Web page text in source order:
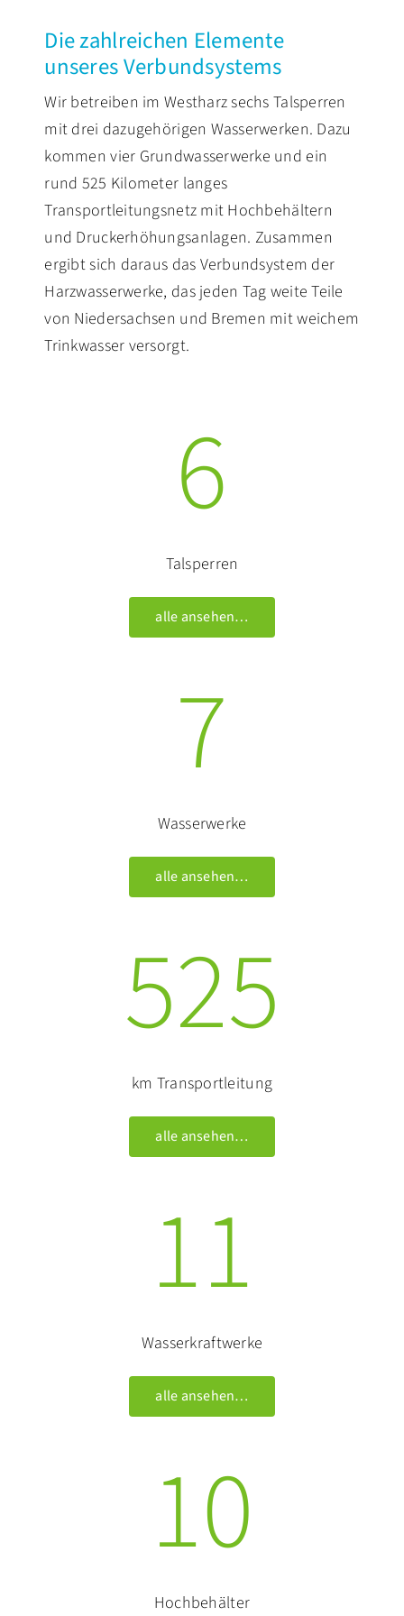
PRESSE
Die zahlreichen Elemente
unseres Verbundsystems
Wir betreiben im Westharz sechs Talsperren
mit drei dazugehörigen Wasserwerken. Dazu
kommen vier Grundwasserwerke und ein
rund 525 Kilometer langes
Transportleitungsnetz mit Hochbehältern
und Druckerhöhungsanlagen. Zusammen
ergibt sich daraus das Verbundsystem der
Harzwasserwerke, das jeden Tag weite Teile
von Niedersachsen und Bremen mit weichem
Trinkwasser versorgt.
6
Talsperren
alle ansehen…
7
Wasserwerke
alle ansehen…
525
km Transportleitung
alle ansehen…
11
Wasserkraftwerke
alle ansehen…
10
Hochbehälter